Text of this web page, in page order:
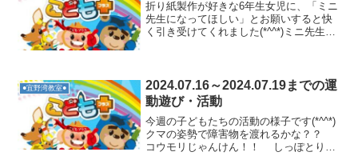
折り紙製作が好きな6年生女児に、「ミニ
先生になってほしい」とお願いすると快
く引き受けてくれました(*^^*)ミニ先生と
年生男児が「...
●宜野湾教室●
2024.07.16～2024.07.19までの運
動遊び・活動
今週の子どもたちの活動の様子です(*^^*)
クマの姿勢で障害物を渡れるかな？？
コウモリじゃんけん！！ しっぽとりゲ